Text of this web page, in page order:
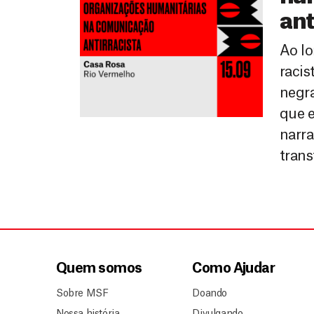
Ao
que
Quem somos
Sobre MSF
Como Ajudar
Doando